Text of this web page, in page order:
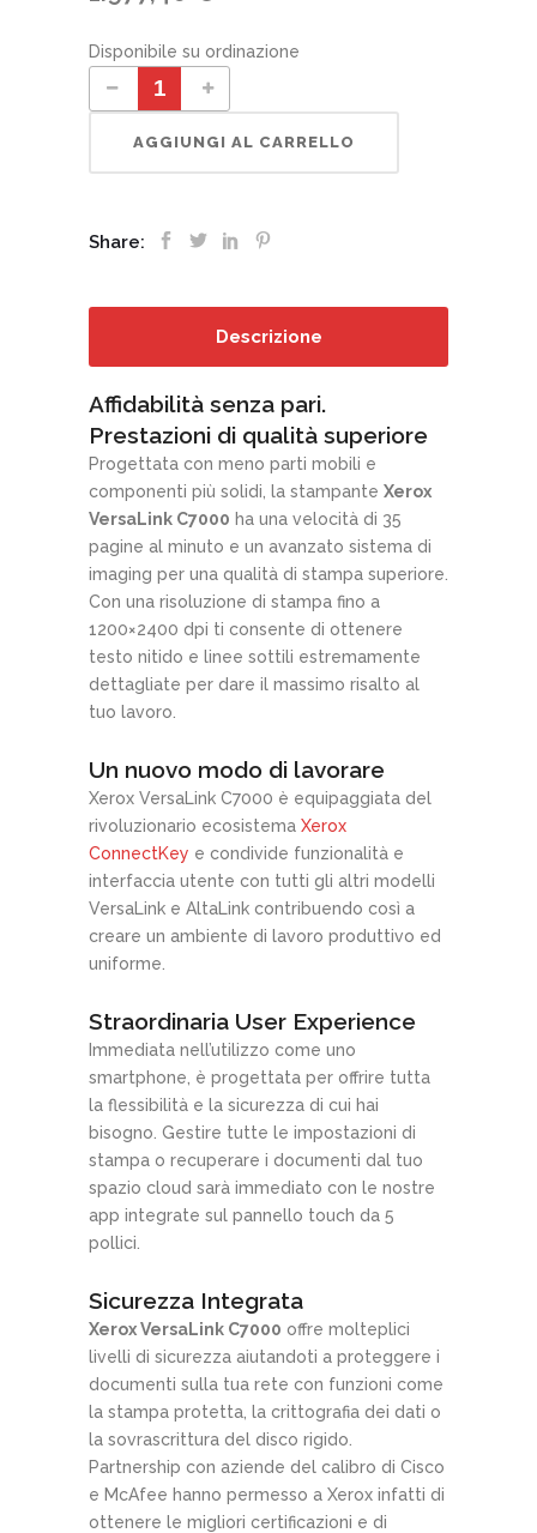
Disponibile su ordinazione
Xerox VersaLink C7000 quantity
AGGIUNGI AL CARRELLO
Share:
Descrizione
Affidabilità senza pari.
Prestazioni di qualità superiore
Progettata con meno parti mobili e
componenti più solidi, la stampante Xerox
VersaLink C7000 ha una velocità di 35
pagine al minuto e un avanzato sistema di
imaging per una qualità di stampa superiore.
Con una risoluzione di stampa fino a
1200×2400 dpi ti consente di ottenere
testo nitido e linee sottili estremamente
dettagliate per dare il massimo risalto al
tuo lavoro.
Un nuovo modo di lavorare
Xerox VersaLink C7000 è equipaggiata del
rivoluzionario ecosistema Xerox
ConnectKey e condivide funzionalità e
interfaccia utente con tutti gli altri modelli
VersaLink e AltaLink contribuendo così a
creare un ambiente di lavoro produttivo ed
uniforme.
Straordinaria User Experience
Immediata nell’utilizzo come uno
smartphone, è progettata per offrire tutta
la flessibilità e la sicurezza di cui hai
bisogno. Gestire tutte le impostazioni di
stampa o recuperare i documenti dal tuo
spazio cloud sarà immediato con le nostre
app integrate sul pannello touch da 5
pollici.
Sicurezza Integrata
Xerox VersaLink C7000 offre molteplici
livelli di sicurezza aiutandoti a proteggere i
documenti sulla tua rete con funzioni come
la stampa protetta, la crittografia dei dati o
la sovrascrittura del disco rigido.
Partnership con aziende del calibro di Cisco
e McAfee hanno permesso a Xerox infatti di
ottenere le migliori certificazioni e di